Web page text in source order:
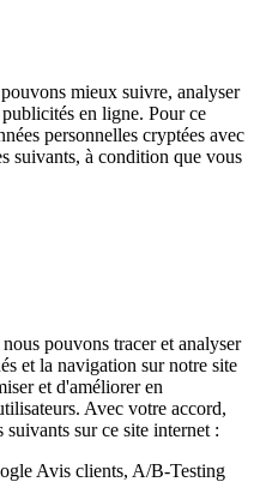
mieux suivre, analyser
en ligne. Pour ce
personnelles cryptées avec
suivants, à condition que vous
pouvons tracer et analyser
et la navigation sur notre site
et d'améliorer en
Avec votre accord,
sur ce site internet :
Avis clients, A/B-Testing